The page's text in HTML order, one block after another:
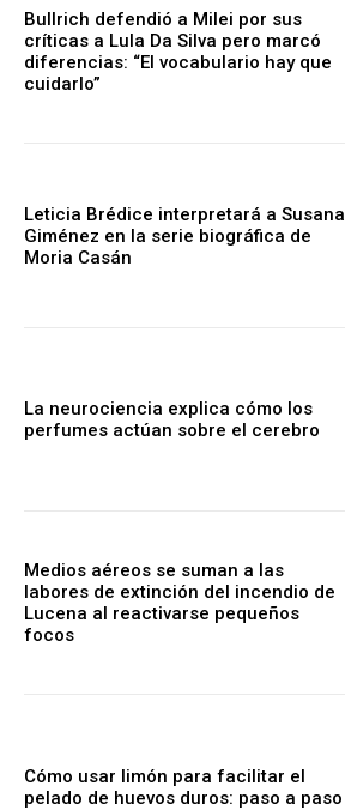
Bullrich defendió a Milei por sus
críticas a Lula Da Silva pero marcó
diferencias: “El vocabulario hay que
cuidarlo”
Leticia Brédice interpretará a Susana
Giménez en la serie biográfica de
Moria Casán
La neurociencia explica cómo los
perfumes actúan sobre el cerebro
Medios aéreos se suman a las
labores de extinción del incendio de
Lucena al reactivarse pequeños
focos
Cómo usar limón para facilitar el
pelado de huevos duros: paso a paso